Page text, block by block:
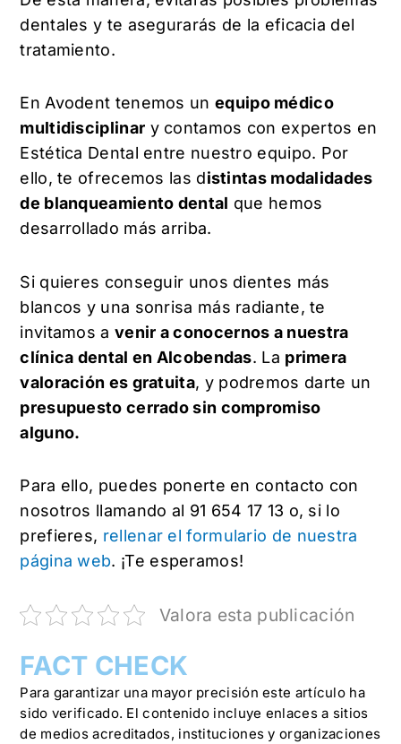
dentales y te asegurarás de la eficacia del
tratamiento.
En Avodent tenemos un equipo médico
multidisciplinar y contamos con expertos en
Estética Dental entre nuestro equipo. Por
ello, te ofrecemos las distintas modalidades
de blanqueamiento dental que hemos
desarrollado más arriba.
Si quieres conseguir unos dientes más
blancos y una sonrisa más radiante, te
invitamos a venir a conocernos a nuestra
clínica dental en Alcobendas. La primera
valoración es gratuita, y podremos darte un
presupuesto cerrado sin compromiso
alguno.
Para ello, puedes ponerte en contacto con
nosotros llamando al 91 654 17 13 o, si lo
prefieres, rellenar el formulario de nuestra
página web. ¡Te esperamos!
Valora esta publicación
FACT CHECK
Para garantizar una mayor precisión este artículo ha
sido verificado. El contenido incluye enlaces a sitios
de medios acreditados, instituciones y organizaciones